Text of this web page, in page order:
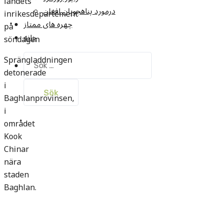
درمورد پناهجويان افغان
چهره های ممتاز
خانه
Sök
efter:
inrikesdepartement
på
söndagen
Sprängladdningen
detonerade
i
Baghlanprovinsen,
i
området
Kook
Chinar
nära
staden
Baghlan.